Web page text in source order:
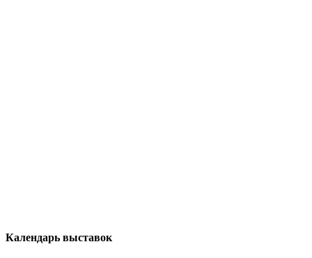
Календарь выставок